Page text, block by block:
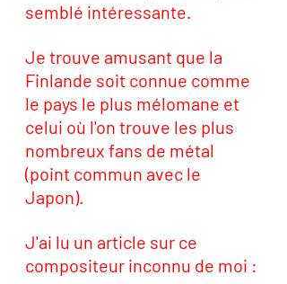
semblé intéressante.
Je trouve amusant que la
Finlande soit connue comme
le pays le plus mélomane et
celui où l'on trouve les plus
nombreux fans de métal
(point commun avec le
Japon).
J'ai lu un article sur ce
compositeur inconnu de moi :